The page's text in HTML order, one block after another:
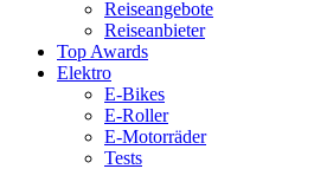
Reiseangebote
Reiseanbieter
Top Awards
Elektro
E-Bikes
E-Roller
E-Motorräder
Tests